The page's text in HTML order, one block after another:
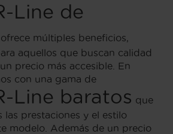
Line de
ofrece múltiples beneficios,
aquellos que buscan calidad
precio más accesible. En
con una gama de
Line baratos que
las prestaciones y el estilo
modelo. Además de un precio